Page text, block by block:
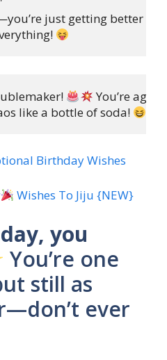
just getting better
You’re
like a bottle of soda!
Birthday Wishes
Wishes To Jiju {NEW}
you
You’re one
still as
ever